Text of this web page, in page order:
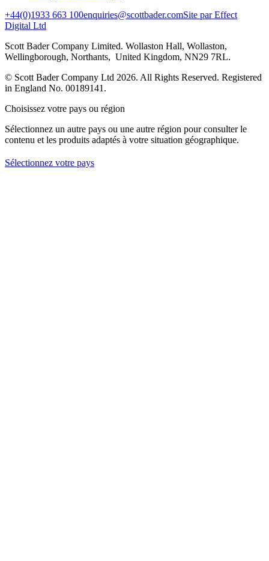
+44(0)1933 663 100enquiries@scottbader.comSite par Effect
Digital Ltd
Scott Bader Company Limited. Wollaston Hall, Wollaston,
Wellingborough, Northants, United Kingdom, NN29 7RL.
© Scott Bader Company Ltd 2026. All Rights Reserved. Registered
in England No. 00189141.
Choisissez votre pays ou région
Sélectionnez un autre pays ou une autre région pour consulter le
contenu et les produits adaptés à votre situation géographique.
Sélectionnez votre pays